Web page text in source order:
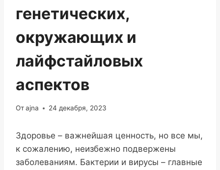
генетических,
окружающих и
лайфстайловых
аспектов
Отajna 24 декабря, 2023
Здоровье – важнейшая ценность, но все мы,
к сожалению, неизбежно подвержены
заболеваниям. Бактерии и вирусы – главные